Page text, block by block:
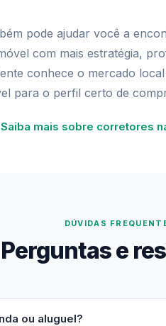
pode ajudar você a
com mais estratégia,
conhece o mercado
para o perfil certo de
Saiba mais sobre corretores
DÚVIDAS
Perguntas e
ou aluguel?